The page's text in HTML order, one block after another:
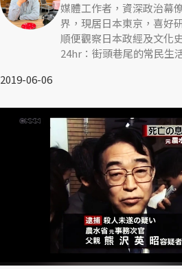
媒體工作者，資深政治幕
界，現居日本東京，喜好
順便觀察日本政經及文化
24hr：街頭巷尾的常民生
2019-06-06